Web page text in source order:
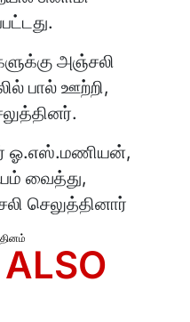
அஞ்சலி
பால் ஊற்றி,
ஓ.எஸ்.மணியன்,
வைத்து,
செலுத்தினார்